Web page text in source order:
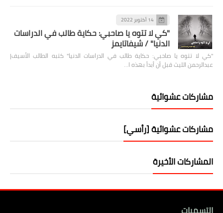
14 أكتوبر 2022
"كي لا تتوه يا صاحبي: حكاية طالب في الدراسات
الدنيا" / شيفاتايمز
"كي لا تتوه يا صاحبي: حكاية طالب في الدراسات الدنيا" كتبه الطالب الأسيف|
عبدالرحمن الليث قبل أن أبدأ بهذه ا…
مشاركات عشوائية
مشاركات عشوائية [رأسي]
المشاركات الأخيرة